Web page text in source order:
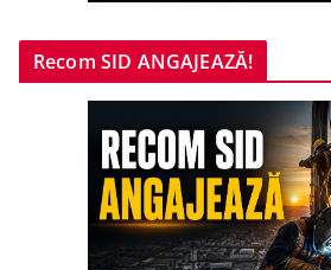
Recom SID ANGAJEAZĂ!